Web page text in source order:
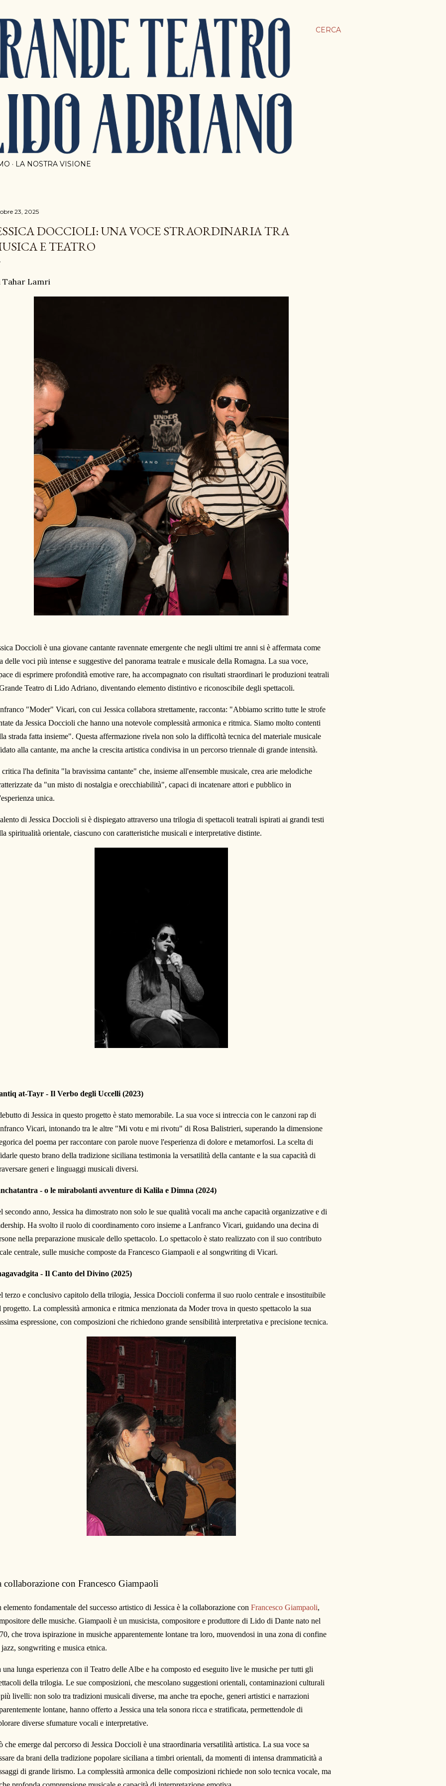
CERCA
LA NOSTRA VISIONE
23, 2025
DOCCIOLI: UNA VOCE STRAORDINARIA TRA
E TEATRO
Tahar Lamri
Doccioli è una giovane cantante ravennate emergente che negli ultimi tre anni si è affermata come
delle voci più intense e suggestive del panorama teatrale e musicale della Romagna. La sua voce,
di esprimere profondità emotive rare, ha accompagnato con risultati straordinari le produzioni teatrali
Teatro di Lido Adriano, diventando elemento distintivo e riconoscibile degli spettacoli.
"Moder" Vicari, con cui Jessica collabora strettamente, racconta: "Abbiamo scritto tutte le strofe
da Jessica Doccioli che hanno una notevole complessità armonica e ritmica. Siamo molto contenti
strada fatta insieme". Questa affermazione rivela non solo la difficoltà tecnica del materiale musicale
alla cantante, ma anche la crescita artistica condivisa in un percorso triennale di grande intensità.
l'ha definita "la bravissima cantante" che, insieme all'ensemble musicale, crea arie melodiche
da "un misto di nostalgia e orecchiabilità", capaci di incatenare attori e pubblico in
unica.
di Jessica Doccioli si è dispiegato attraverso una trilogia di spettacoli teatrali ispirati ai grandi testi
spiritualità orientale, ciascuno con caratteristiche musicali e interpretative distinte.
at-Tayr - Il Verbo degli Uccelli (2023)
di Jessica in questo progetto è stato memorabile. La sua voce si intreccia con le canzoni rap di
Vicari, intonando tra le altre "Mi votu e mi rivotu" di Rosa Balistrieri, superando la dimensione
del poema per raccontare con parole nuove l'esperienza di dolore e metamorfosi. La scelta di
questo brano della tradizione siciliana testimonia la versatilità della cantante e la sua capacità di
generi e linguaggi musicali diversi.
- o le mirabolanti avventure di Kalila e Dimna (2024)
secondo anno, Jessica ha dimostrato non solo le sue qualità vocali ma anche capacità organizzative e di
Ha svolto il ruolo di coordinamento coro insieme a Lanfranco Vicari, guidando una decina di
nella preparazione musicale dello spettacolo. Lo spettacolo è stato realizzato con il suo contributo
centrale, sulle musiche composte da Francesco Giampaoli e al songwriting di Vicari.
- Il Canto del Divino (2025)
terzo e conclusivo capitolo della trilogia, Jessica Doccioli conferma il suo ruolo centrale e insostituibile
progetto. La complessità armonica e ritmica menzionata da Moder trova in questo spettacolo la sua
espressione, con composizioni che richiedono grande sensibilità interpretativa e precisione tecnica.
collaborazione con Francesco Giampaoli
elemento fondamentale del successo artistico di Jessica è la collaborazione con Francesco Giampaoli,
delle musiche. Giampaoli è un musicista, compositore e produttore di Lido di Dante nato nel
che trova ispirazione in musiche apparentemente lontane tra loro, muovendosi in una zona di confine
jazz, songwriting e musica etnica.
una lunga esperienza con il Teatro delle Albe e ha composto ed eseguito live le musiche per tutti gli
della trilogia. Le sue composizioni, che mescolano suggestioni orientali, contaminazioni culturali
livelli: non solo tra tradizioni musicali diverse, ma anche tra epoche, generi artistici e narrazioni
lontane, hanno offerto a Jessica una tela sonora ricca e stratificata, permettendole di
diverse sfumature vocali e interpretative.
che emerge dal percorso di Jessica Doccioli è una straordinaria versatilità artistica. La sua voce sa
da brani della tradizione popolare siciliana a timbri orientali, da momenti di intensa drammaticità a
di grande lirismo. La complessità armonica delle composizioni richiede non solo tecnica vocale, ma